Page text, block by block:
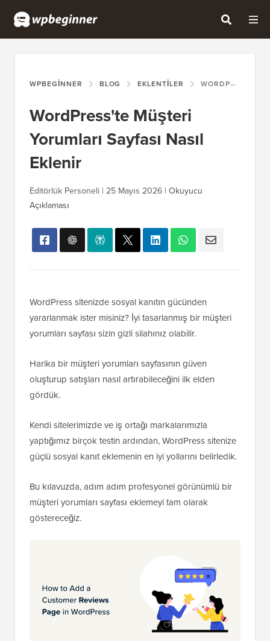
WPBEGINNER BLOG EKLENTILER WORDPRESS'TE MÜŞTERI YORUMLARI SAYFASI NASIL EKLENIR
WordPress'te Müşteri
Yorumları Sayfası Nasıl
Eklenir
Editörlük Personeli | 25 Mayıs 2026 | Okuyucu
Açıklaması
WordPress sitenizde sosyal kanıtın gücünden
yararlanmak ister misiniz? İyi tasarlanmış bir müşteri
yorumları sayfası sizin gizli silahınız olabilir.
Harika bir müşteri yorumları sayfasının güven
oluşturup satışları nasıl artırabileceğini ilk elden
gördük.
Kendi sitelerimizde ve iş ortağı markalarımızla
yaptığımız birçok testin ardından, WordPress sitenize
güçlü sosyal kanıt eklemenin en iyi yollarını belirledik.
Bu kılavuzda, adım adım profesyonel görünümlü bir
müşteri yorumları sayfası eklemeyi tam olarak
göstereceğiz.